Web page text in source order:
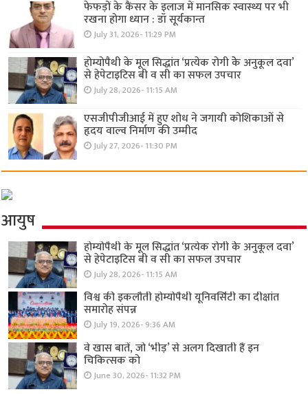
फेफड़ों के कैंसर के इलाज में मानसिक स्वास्थ्य पर भी
रखना होगा ध्यान : डॉ सूर्यकान्त
July 31, 2026- 11:29 PM
होम्योपैथी के मूल सिद्धांत ‘प्रत्येक रोगी केे अनुकूल दवा’
से हेपेटाइटिस बी व सी का सफल उपचार
July 28, 2026- 11:15 AM
एसजीपीजीआई में हुए शोध ने जगायी कोशिकाओं से
हृदय वाल्व निर्माण की उम्मीद
July 27, 2026- 11:30 PM
आयुष
होम्योपैथी के मूल सिद्धांत ‘प्रत्येक रोगी केे अनुकूल दवा’
से हेपेटाइटिस बी व सी का सफल उपचार
July 28, 2026- 11:15 AM
विश्व की इकलौती होम्योपैथी यूनिवर्सिटी का दीक्षांत
समारोह संपन्न
July 19, 2026- 9:36 AM
वे खास बातें, जो ‘भीड़’ से अलग दिखाती हैं इन
चिकित्सक को
June 30, 2026- 11:32 PM